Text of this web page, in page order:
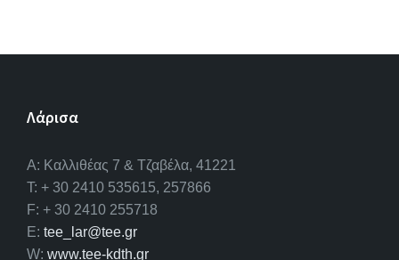
Λάρισα
A: Καλλιθέας 7 & Τζαβέλα, 41221
T: + 30 2410 535615, 257866
F: + 30 2410 255718
E: tee_lar@tee.gr
W: www.tee-kdth.gr